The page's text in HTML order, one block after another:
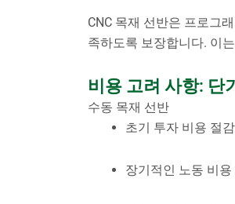
CNC 목재 선반은 프로그
족하도록 보장합니다. 이
비용 고려 사항: 단
수동 목재 선반
초기 투자 비용 절감
장기적인 노동 비용